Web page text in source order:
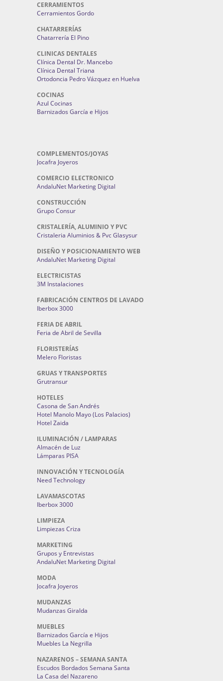
CERRAMIENTOS
Cerramientos Gordo
CHATARRERÍAS
Chatarrería El Pino
CLINICAS DENTALES
Clínica Dental Dr. Mancebo
Clínica Dental Triana
Ortodoncia Pedro Vázquez en Huelva
COCINAS
Azul Cocinas
Barnizados García e Hijos
COMPLEMENTOS/JOYAS
Jocafra Joyeros
COMERCIO ELECTRONICO
AndaluNet Marketing Digital
CONSTRUCCIÓN
Grupo Consur
CRISTALERÍA, ALUMINIO Y PVC
Cristaleria Aluminios & Pvc Glasysur
DISEÑO Y POSICIONAMIENTO WEB
AndaluNet Marketing Digital
ELECTRICISTAS
3M Instalaciones
FABRICACIÓN CENTROS DE LAVADO
Iberbox 3000
FERIA DE ABRIL
Feria de Abril de Sevilla
FLORISTERÍAS
Melero Floristas
GRUAS Y TRANSPORTES
Grutransur
HOTELES
Casona de San Andrés
Hotel Manolo Mayo (Los Palacios)
Hotel Zaida
ILUMINACIÓN / LAMPARAS
Almacén de Luz
Lámparas PISA
INNOVACIÓN Y TECNOLOGÍA
Need Technology
LAVAMASCOTAS
Iberbox 3000
LIMPIEZA
Limpiezas Criza
MARKETING
Grupos y Entrevistas
AndaluNet Marketing Digital
MODA
Jocafra Joyeros
MUDANZAS
Mudanzas Giralda
MUEBLES
Barnizados García e Hijos
Muebles La Negrilla
NAZARENOS – SEMANA SANTA
Escudos Bordados Semana Santa
La Casa del Nazareno